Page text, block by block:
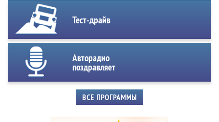
Тест-драйв
Авторадио
поздравляет
ВСЕ ПРОГРАММЫ